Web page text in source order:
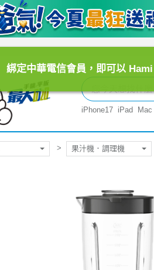
iPhone17 iPad
果汁機．調理機
綁定中華電信會員，即可以